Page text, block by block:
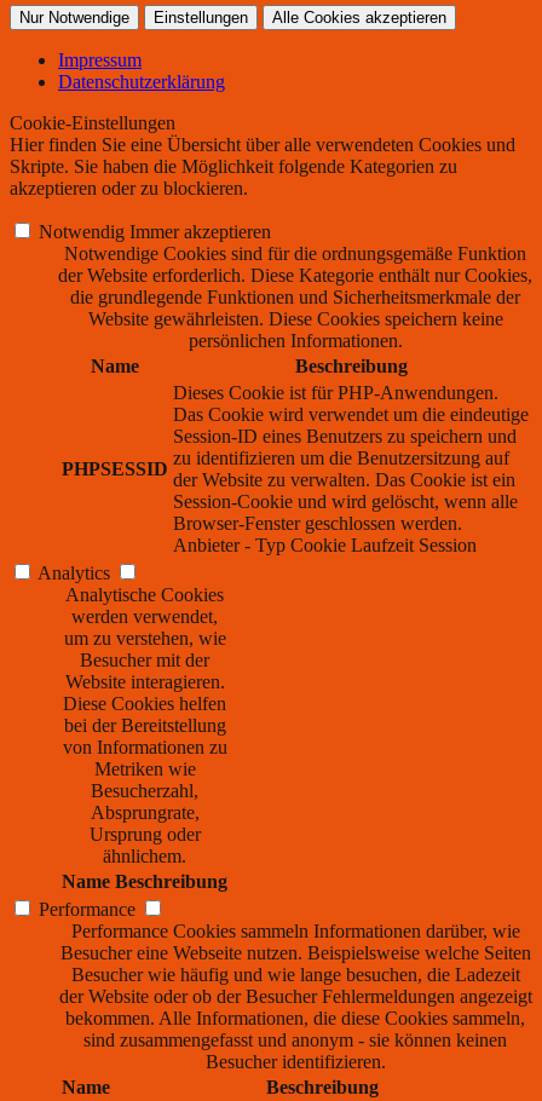
Nur Notwendige Einstellungen Alle Cookies akzeptieren
Impressum
Datenschutzerklärung
Cookie-Einstellungen
Hier finden Sie eine Übersicht über alle verwendeten Cookies und
Skripte. Sie haben die Möglichkeit folgende Kategorien zu
akzeptieren oder zu blockieren.
Notwendig Immer akzeptieren
Notwendige Cookies sind für die ordnungsgemäße Funktion
der Website erforderlich. Diese Kategorie enthält nur Cookies,
die grundlegende Funktionen und Sicherheitsmerkmale der
Website gewährleisten. Diese Cookies speichern keine
persönlichen Informationen.
Name
Beschreibung
PHPSESSID
Dieses Cookie ist für PHP-Anwendungen.
Das Cookie wird verwendet um die eindeutige
Session-ID eines Benutzers zu speichern und
zu identifizieren um die Benutzersitzung auf
der Website zu verwalten. Das Cookie ist ein
Session-Cookie und wird gelöscht, wenn alle
Browser-Fenster geschlossen werden.
Anbieter - Typ Cookie Laufzeit Session
Analytics
Analytische Cookies
werden verwendet,
um zu verstehen, wie
Besucher mit der
Website interagieren.
Diese Cookies helfen
bei der Bereitstellung
von Informationen zu
Metriken wie
Besucherzahl,
Absprungrate,
Ursprung oder
ähnlichem.
Name Beschreibung
Performance
Performance Cookies sammeln Informationen darüber, wie
Besucher eine Webseite nutzen. Beispielsweise welche Seiten
Besucher wie häufig und wie lange besuchen, die Ladezeit
der Website oder ob der Besucher Fehlermeldungen angezeigt
bekommen. Alle Informationen, die diese Cookies sammeln,
sind zusammengefasst und anonym - sie können keinen
Besucher identifizieren.
Name
Beschreibung